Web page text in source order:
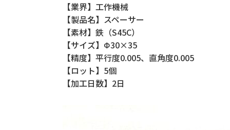
【業界】工作機械
【製品名】スペーサー
【素材】鉄（S45C）
【サイズ】Φ30×35
【精度】平行度0.005、直角度0.005
【ロット】5個
【加工日数】2日